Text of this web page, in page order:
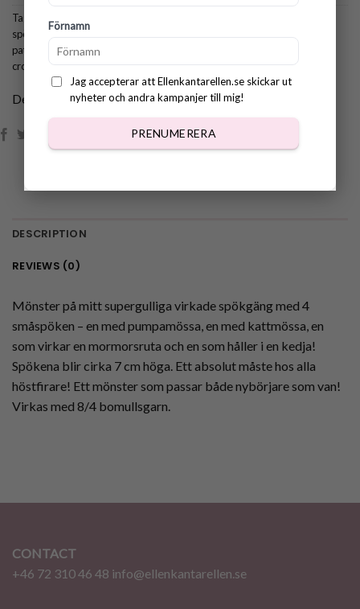
Förnamn
Jag accepterar att Ellenkantarellen.se skickar ut
nyheter och andra kampanjer till mig!
PRENUMERERA
Tags:
spöke med mössa
pattern headband,virkmönster öronvärmare
crochet pattern for halloween
Dela:
DESCRIPTION
REVIEWS (0)
Mönster på mitt supergulliga virkade spökgäng med 4
småspöken – en med pumpamössa, en med kattmössa, en
som virkar en mormorsruta och en som håller i en kedja!
Spökena blir cirka 7 cm höga. Ett absolut måste hos alla
höstfirare! Ett mönster som passar både nybörjare som van!
Virkas med 8/4 bomullsgarn.
CONTACT
+46 72 310 46 48 info@ellenkantarellen.se